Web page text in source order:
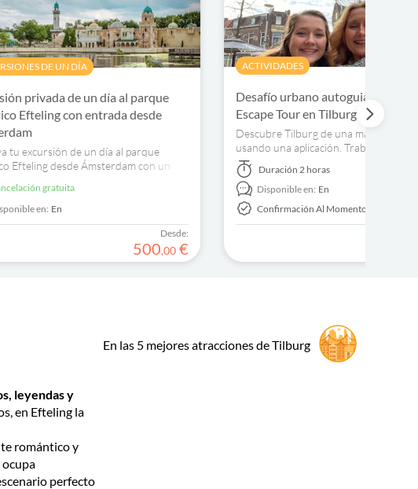
DE UN DÍA
privada de un día al parque
Efteling con entrada desde
tu excursión de un día al parque
Efteling desde Ámsterdam con un
transporte privado y entradas
gratuita
en: En
Desde:
500,00 €
ACTIVIDADES
Desafío urbano autoguiado e
Escape Tour en Tilburg
Descubre Tilburg de una manera
usando una aplicación. Trabajen
encuentren pistas y completen el
rompecabezas.
Duración 2 horas
Disponible en: En
Confirmación Al Momento
leyendas y
en Efteling la
romántico y
ocupa
perfecto
En las 5 mejores atracciones de Tilburg